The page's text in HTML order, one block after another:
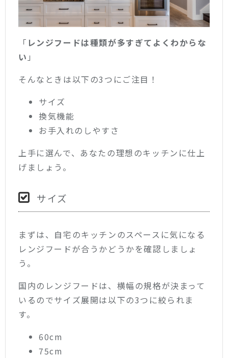
「 レンジフードは種類が多すぎてよくわからな
い 」
そんなときは以下の3つにご注目！
サイズ
換気機能
お手入れのしやすさ
上手に選んで、あなたの理想のキッチンに仕上
げましょう。
サイズ
まずは、自宅のキッチンのスペースに気になる
レンジフードが合うかどうかを確認しましょ
う。
国内のレンジフードは、横幅の規格が決まって
いるのでサイズ展開は以下の3つに絞られま
す。
60cm
75cm